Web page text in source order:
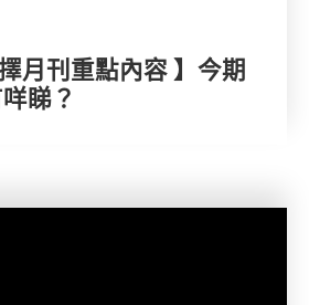
月刊重點內容 】今期
睇？